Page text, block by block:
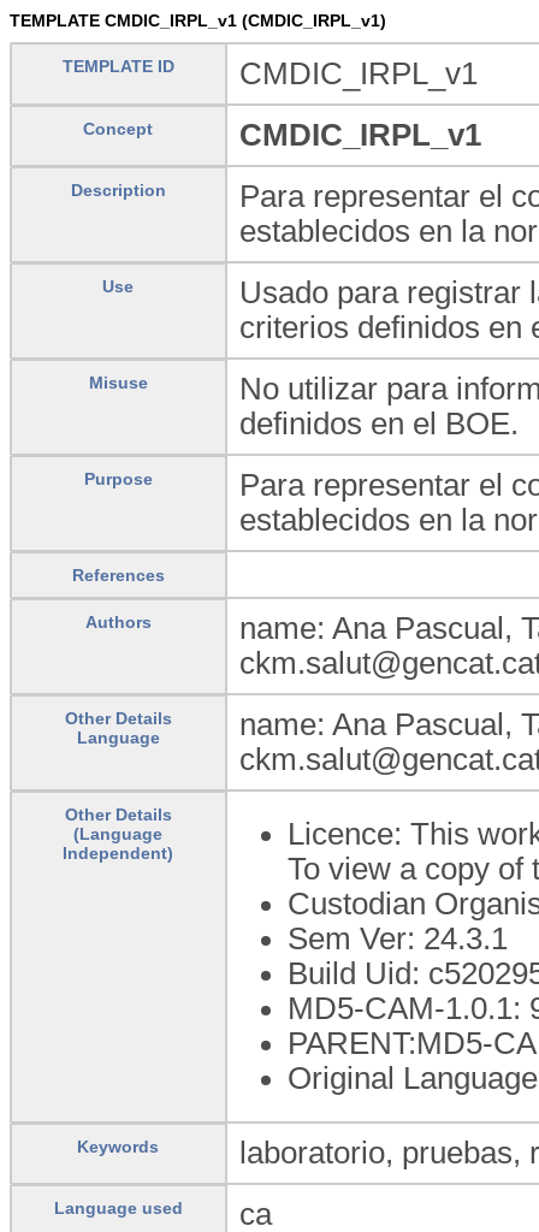
TEMPLATE CMDIC_IRPL_v1 (CMDIC_IRPL_v1)
TEMPLATE ID CMDIC_IRPL_v1
Concept CMDIC_IRPL_v1
Description
Para representar el
establecidos en la
Use
Usado para registrar
criterios definidos en
Misuse
No utilizar para
definidos en el BOE.
Purpose
Para representar el
establecidos en la
References
Authors
name: Ana Pascual,
Other Details
Language
name: Ana Pascual,
Other Details
(Language
Independent)
Licence: This
To view a copy of
Custodian
Sem Ver: 24.3.1
Build Uid:
MD5-CAM-1.0.1:
PARENT:MD5-
Original
Keywords laboratorio, pruebas,
Language used ca